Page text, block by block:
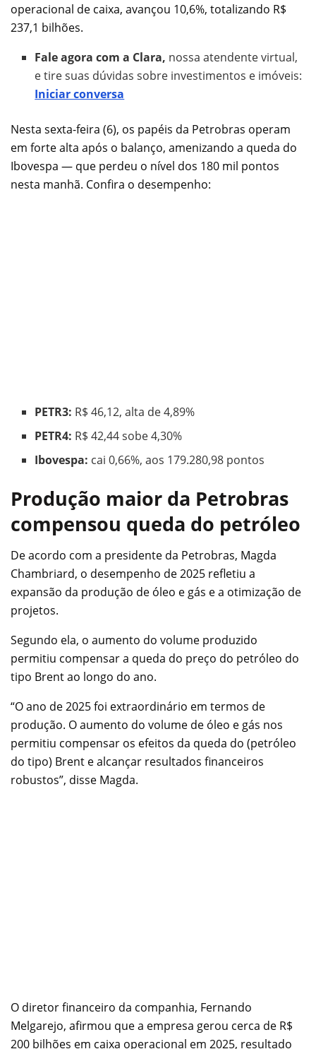
operacional de caixa, avançou 10,6%, totalizando R$
237,1 bilhões.
Fale agora com a Clara, nossa atendente virtual,
e tire suas dúvidas sobre investimentos e imóveis:
Iniciar conversa
Nesta sexta-feira (6), os papéis da Petrobras operam
em forte alta após o balanço, amenizando a queda do
Ibovespa — que perdeu o nível dos 180 mil pontos
nesta manhã. Confira o desempenho:
PETR3: R$ 46,12, alta de 4,89%
PETR4: R$ 42,44 sobe 4,30%
Ibovespa: cai 0,66%, aos 179.280,98 pontos
Produção maior da Petrobras
compensou queda do petróleo
De acordo com a presidente da Petrobras, Magda
Chambriard, o desempenho de 2025 refletiu a
expansão da produção de óleo e gás e a otimização de
projetos.
Segundo ela, o aumento do volume produzido
permitiu compensar a queda do preço do petróleo do
tipo Brent ao longo do ano.
“O ano de 2025 foi extraordinário em termos de
produção. O aumento do volume de óleo e gás nos
permitiu compensar os efeitos da queda do (petróleo
do tipo) Brent e alcançar resultados financeiros
robustos”, disse Magda.
O diretor financeiro da companhia, Fernando
Melgarejo, afirmou que a empresa gerou cerca de R$
200 bilhões em caixa operacional em 2025, resultado